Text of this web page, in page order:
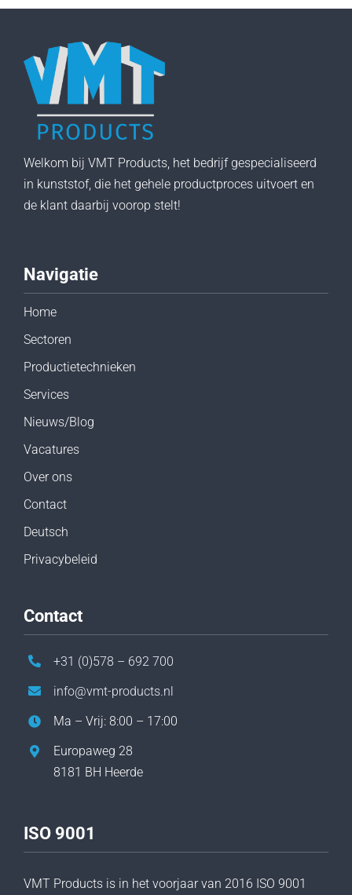
Welkom bij VMT Products, het bedrijf gespecialiseerd
in kunststof, die het gehele productproces uitvoert en
de klant daarbij voorop stelt!
Navigatie
Home
Sectoren
Productietechnieken
Services
Nieuws/Blog
Vacatures
Over ons
Contact
Deutsch
Privacybeleid
Contact
+31 (0)578 – 692 700
info@vmt-products.nl
Ma – Vrij: 8:00 – 17:00
Europaweg 28
8181 BH Heerde
ISO 9001
VMT Products is in het voorjaar van 2016 ISO 9001